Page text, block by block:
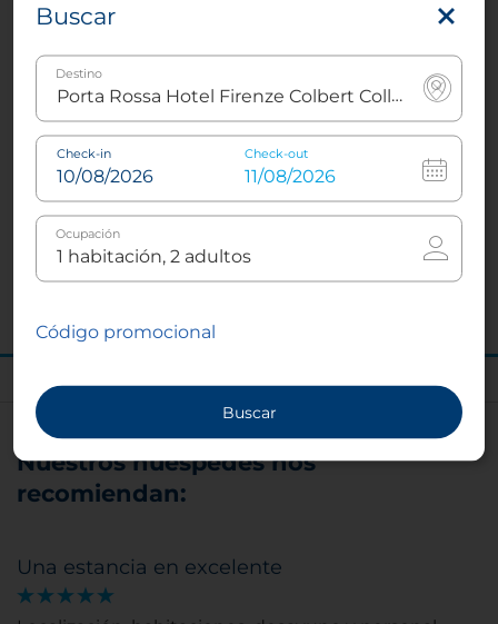
¡Empezar a organizar ahora!
Solicitar presupuesto
Nuestros huéspedes nos
recomiendan:
Una estancia en excelente
Buscar
Destino
Check-in Check-out
Ocupación
Código promocional
Buscar